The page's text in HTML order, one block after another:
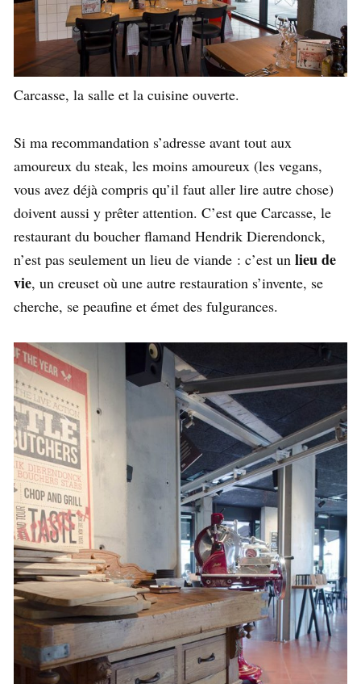
Carcasse, la salle et la cuisine ouverte.
Si ma recommandation s’adresse avant tout aux
amoureux du steak, les moins amoureux (les vegans,
vous avez déjà compris qu’il faut aller lire autre chose)
doivent aussi y prêter attention. C’est que Carcasse, le
restaurant du boucher flamand Hendrik Dierendonck,
n’est pas seulement un lieu de viande : c’est un lieu de
vie, un creuset où une autre restauration s’invente, se
cherche, se peaufine et émet des fulgurances.